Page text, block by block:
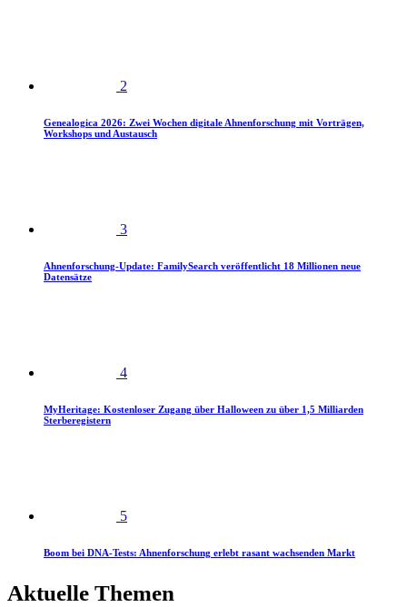
2
Genealogica 2026: Zwei Wochen digitale Ahnenforschung mit Vorträgen,
Workshops und Austausch
3
Ahnenforschung-Update: FamilySearch veröffentlicht 18 Millionen neue
Datensätze
4
MyHeritage: Kostenloser Zugang über Halloween zu über 1,5 Milliarden
Sterberegistern
5
Boom bei DNA-Tests: Ahnenforschung erlebt rasant wachsenden Markt
Aktuelle Themen